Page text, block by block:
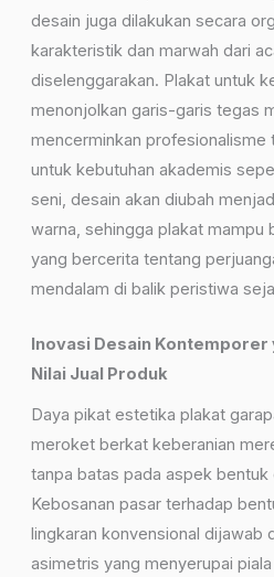
desain juga dilakukan secara
karakteristik dan marwah dari
diselenggarakan. Plakat untuk
menonjolkan garis-garis tegas
mencerminkan profesionalisme
untuk kebutuhan akademis
seni, desain akan diubah
warna, sehingga plakat mampu
yang bercerita tentang
mendalam di balik peristiwa
Inovasi Desain
Nilai Jual Produk
Daya pikat estetika plakat
meroket berkat keberanian
tanpa batas pada aspek bentuk
Kebosanan pasar terhadap
lingkaran konvensional dijawab
asimetris yang menyerupai